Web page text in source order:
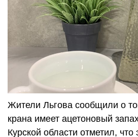
Жители Льгова сообщили о
крана имеет ацетоновый
Курской области отметил,